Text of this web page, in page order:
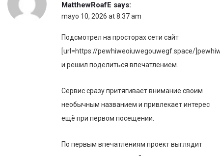
MatthewRoafE says:
mayo 10, 2026 at 8:37 am
Подсмотрел на просторах сети сайт
[url=https://pewhiweoiuwegouwegf.space/
и решил поделиться впечатлением.
Сервис сразу притягивает внимание своим
необычным названием и привлекает интерес
ещё при первом посещении.
По первым впечатлениям проект выглядит